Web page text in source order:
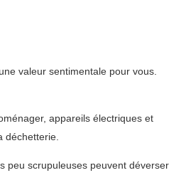
valeur sentimentale pour vous.
appareils électriques et
déchetterie.
peu scrupuleuses peuvent déverser